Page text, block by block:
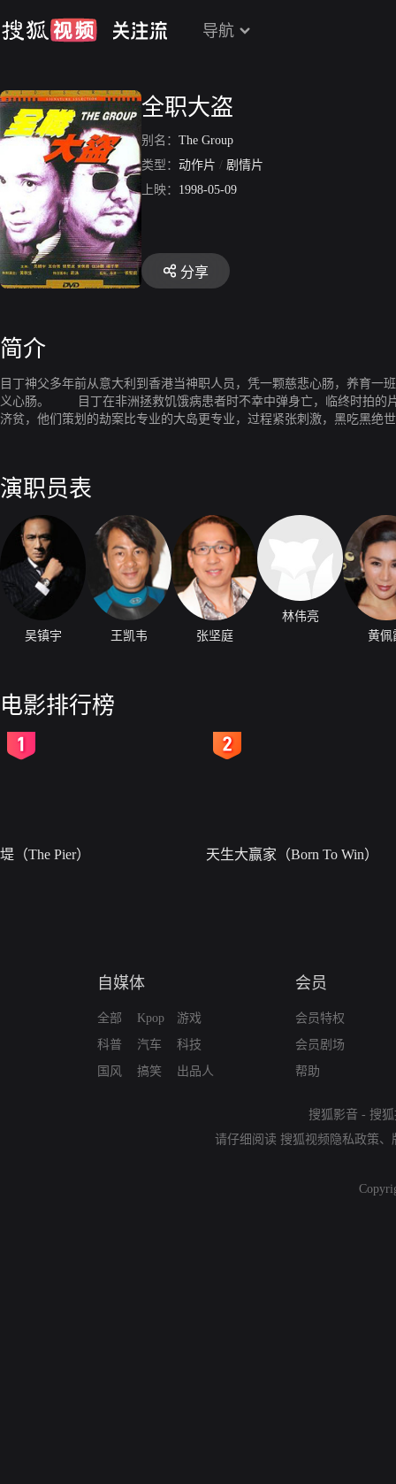
导航
全职大盗
别名： The Group
类型： 动作片 / 剧情片
上映： 1998-05-09
分享
简介
目丁神父多年前从意大利到香港当神职人员，凭一颗慈悲心肠，养育
义心肠。 目丁在非洲拯救饥饿病患者时不幸中弹身亡，临终时拍的
济贫，他们策划的劫案比专业的大岛更专业，过程紧张刺激，黑吃黑
演职员表
吴镇宇 王凯韦 张坚庭
林伟亮
黄佩
电影排行榜
堤（The Pier） 天生大赢家（Born To Win）
自媒体
全部
科普
国风
Kpop
汽车
搞笑
游戏
科技
出品人
会员
会员特权
会员剧场
帮助
搜狐影音 - 搜
请仔细阅读 搜狐视频隐私政策、